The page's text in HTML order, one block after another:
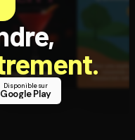
Disponible sur
Google Play